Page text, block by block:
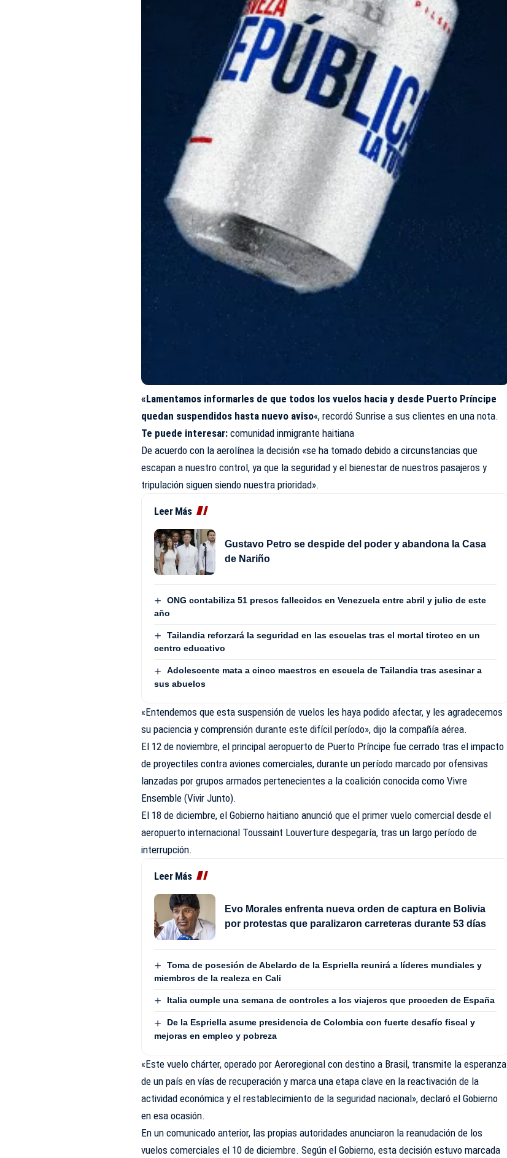
«Lamentamos informarles de que todos los vuelos hacia y desde Puerto Príncipe
quedan suspendidos hasta nuevo aviso«, recordó Sunrise a sus clientes en una nota.
Te puede interesar: comunidad inmigrante haitiana
De acuerdo con la aerolínea la decisión «se ha tomado debido a circunstancias que
escapan a nuestro control, ya que la seguridad y el bienestar de nuestros pasajeros y
tripulación siguen siendo nuestra prioridad».
Leer Más
Gustavo Petro se despide del poder y abandona la Casa
de Nariño
ONG contabiliza 51 presos fallecidos en Venezuela entre abril y julio de este
año
Tailandia reforzará la seguridad en las escuelas tras el mortal tiroteo en un
centro educativo
Adolescente mata a cinco maestros en escuela de Tailandia tras asesinar a
sus abuelos
«Entendemos que esta suspensión de vuelos les haya podido afectar, y les agradecemos
su paciencia y comprensión durante este difícil período», dijo la compañía aérea.
El 12 de noviembre, el principal aeropuerto de Puerto Príncipe fue cerrado tras el impacto
de proyectiles contra aviones comerciales, durante un período marcado por ofensivas
lanzadas por grupos armados pertenecientes a la coalición conocida como Vivre
Ensemble (Vivir Junto).
El 18 de diciembre, el Gobierno haitiano anunció que el primer vuelo comercial desde el
aeropuerto internacional Toussaint Louverture despegaría, tras un largo período de
interrupción.
Leer Más
Evo Morales enfrenta nueva orden de captura en Bolivia
por protestas que paralizaron carreteras durante 53 días
Toma de posesión de Abelardo de la Espriella reunirá a líderes mundiales y
miembros de la realeza en Cali
Italia cumple una semana de controles a los viajeros que proceden de España
De la Espriella asume presidencia de Colombia con fuerte desafío fiscal y
mejoras en empleo y pobreza
«Este vuelo chárter, operado por Aeroregional con destino a Brasil, transmite la esperanza
de un país en vías de recuperación y marca una etapa clave en la reactivación de la
actividad económica y el restablecimiento de la seguridad nacional», declaró el Gobierno
en esa ocasión.
En un comunicado anterior, las propias autoridades anunciaron la reanudación de los
vuelos comerciales el 10 de diciembre. Según el Gobierno, esta decisión estuvo marcada